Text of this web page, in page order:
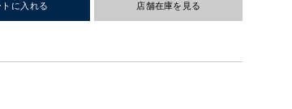
トに入れる 店舗在庫を見る